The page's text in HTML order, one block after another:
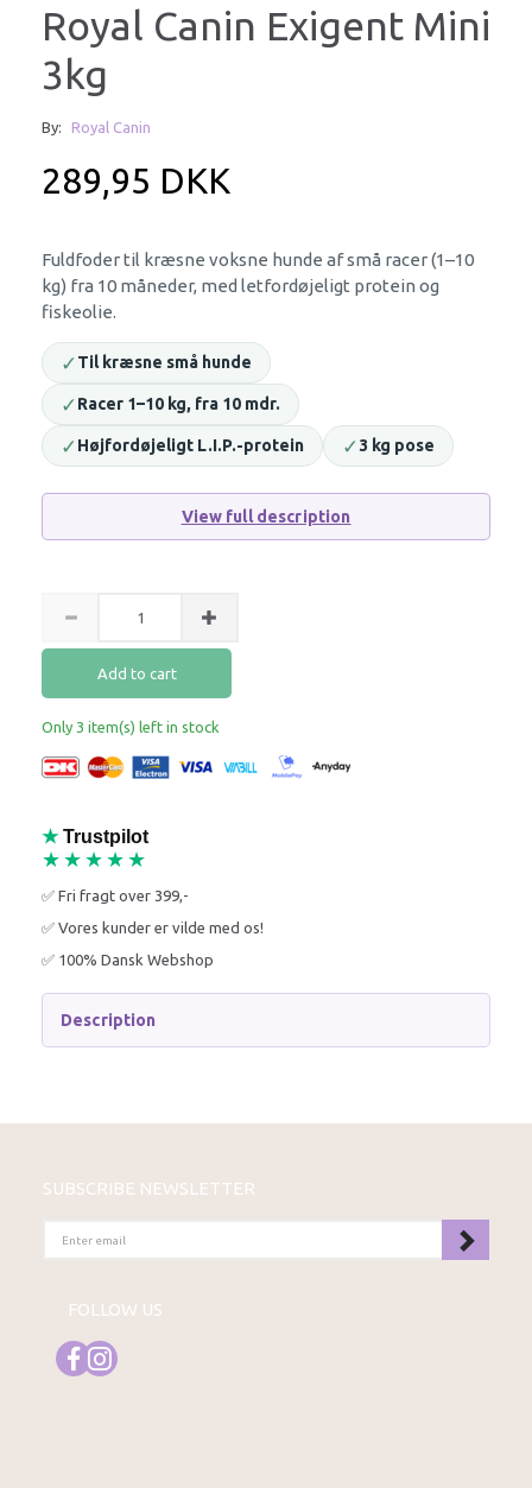
Royal Canin Exigent Mini
3kg
By: Royal Canin
289,95 DKK
Fuldfoder til kræsne voksne hunde af små racer (1–10
kg) fra 10 måneder, med letfordøjeligt protein og
fiskeolie.
✓Til kræsne små hunde
✓Racer 1–10 kg, fra 10 mdr.
✓Højfordøjeligt L.I.P.-protein ✓3 kg pose
View full description
Add to cart
Only 3 item(s) left in stock
★ Trustpilot
★★★★★
✅ Fri fragt over 399,-
✅ Vores kunder er vilde med os!
✅ 100% Dansk Webshop
Description
SUBSCRIBE NEWSLETTER
EMAIL
FOLLOW US